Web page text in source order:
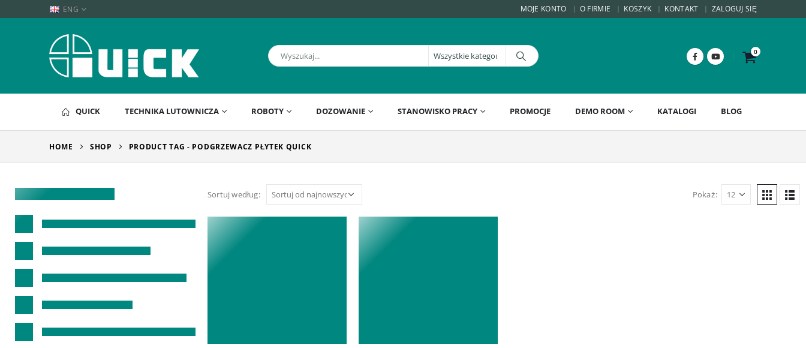
ENG MOJE KONTO O FIRMIE KOSZYK KONTAKT ZALOGUJ SIĘ
0
QUICK TECHNIKA LUTOWNICZA ROBOTY DOZOWANIE STANOWISKO PRACY PROMOCJE DEMO ROOM KATALOGI BLOG
HOME SHOP PRODUCT TAG - PODGRZEWACZ PŁYTEK QUICK
Sortuj według: Pokaż: